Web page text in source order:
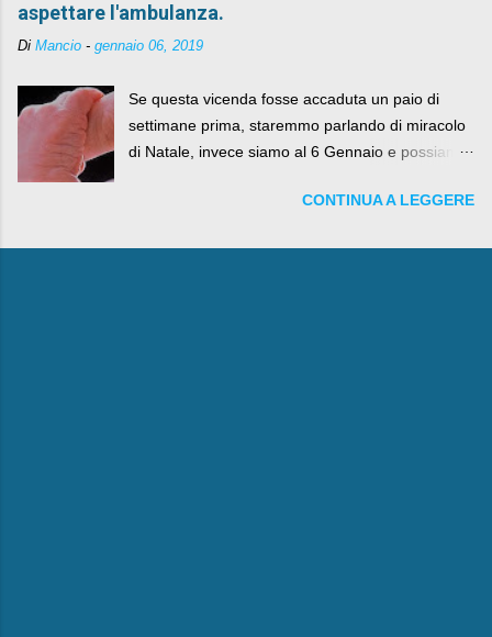
aspettare l'ambulanza.
Di Mancio - gennaio 06, 2019
Se questa vicenda fosse accaduta un paio di
settimane prima, staremmo parlando di miracolo
di Natale, invece siamo al 6 Gennaio e possiamo
e la Befana, visto il lieto epilogo della vicenda.
CONTINUA A LEGGERE